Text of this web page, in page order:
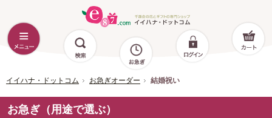
イイハナ・ドットコム お急ぎオーダー 結婚祝い
お急ぎ（用途で選ぶ）